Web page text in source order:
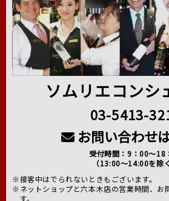
ソムリエコンシ
03-5413-
お問い合わせ
受付時間：9：00～18
（13:00～14:00を除
※接客中はでられないときもございます。
※ネットショップと六本木店の営業時間、お
す。